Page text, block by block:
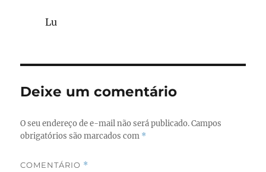
Lu
Deixe um comentário
O seu endereço de e-mail não será publicado. Campos
obrigatórios são marcados com *
COMENTÁRIO *